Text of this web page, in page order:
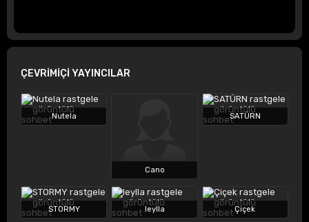
ÇEVRİMİÇİ YAYINCILAR
Nutela
Cano
SATÜRN
STORMY leylla Çiçek